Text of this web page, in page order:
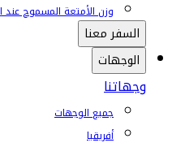
وزن الأمتعة المسموح
السفر معنا
الوجهات
وجهاتنا
جميع الوجهات
أفريقيا